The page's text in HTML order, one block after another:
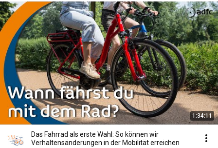
1:34:11
Das Fahrrad als erste Wahl: So können wir
Verhaltensänderungen in der Mobilität erreichen